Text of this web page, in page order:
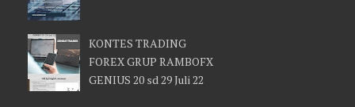
KONTES TRADING
FOREX GRUP RAMBOFX
GENIUS 20 sd 29 Juli 22